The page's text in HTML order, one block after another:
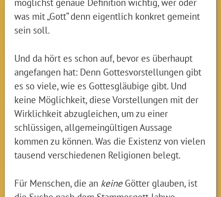
was mit „Gott“ denn eigentlich konkret gemeint
sein soll.
Und da hört es schon auf, bevor es überhaupt
angefangen hat: Denn Gottesvorstellungen gibt
es so viele, wie es Gottesgläubige gibt. Und
keine Möglichkeit, diese Vorstellungen mit der
Wirklichkeit abzugleichen, um zu einer
schlüssigen, allgemeingültigen Aussage
kommen zu können. Was die Existenz von vielen
tausend verschiedenen Religionen belegt.
Für Menschen, die an keineGötter glauben, ist